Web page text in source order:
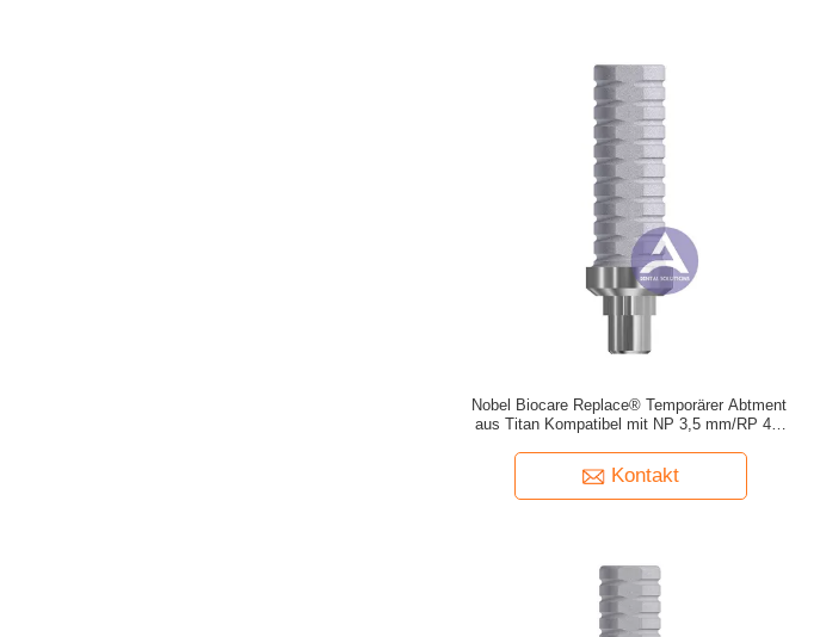
Nobel Biocare Replace® Temporärer Abtment
aus Titan Kompatibel mit NP 3,5 mm/RP 4,3
Kontakt